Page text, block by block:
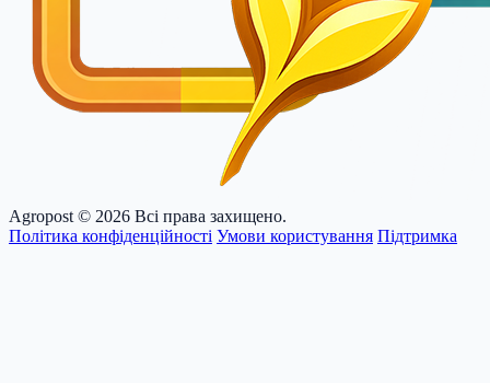
Agropost © 2026 Всі права захищено.
Політика конфіденційності Умови користування Підтримка